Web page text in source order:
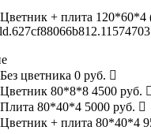
Цветник + плита 120*60*4
Без цветника 0 руб.
Цветник 80*8*8 4500 руб.
Плита 80*40*4 5000 руб.
Цветник + плита 80*40*4